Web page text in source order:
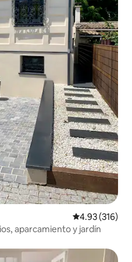
Calificación
4.93 (316)
aparcamiento y jardín